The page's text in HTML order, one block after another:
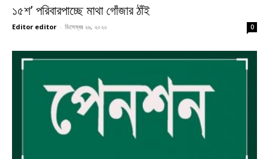
১৫শ’ পরিবারপাচ্ছে মাথা গোঁজার ঠাঁই
Editor editor - ডিসেম্বর ২৬, ২০২০ 0